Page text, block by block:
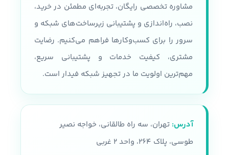
مشاوره تخصصی رایگان، تجربه‌ای مطمئن در خرید،
نصب، راه‌اندازی و پشتیبانی زیرساخت‌های شبکه و
سرور را برای کسب‌وکارها فراهم می‌کنیم. رضایت
مشتری، کیفیت خدمات و پشتیبانی سریع،
مهم‌ترین اولویت ما در تجهیز شبکه فیدار است.
آدرس: تهران، سه راه طالقانی، خواجه نصیر
طوسی، پلاک ۲۶۴، واحد ۲ غربی